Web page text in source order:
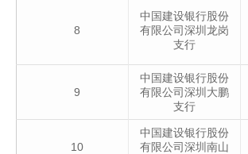
8
中国建设银行股份
有限公司深圳龙岗
支行
9
中国建设银行股份
有限公司深圳大鹏
支行
10
中国建设银行股份
有限公司深圳南山